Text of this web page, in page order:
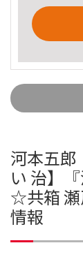
河本五
い 治】
☆共箱 瀬
情報